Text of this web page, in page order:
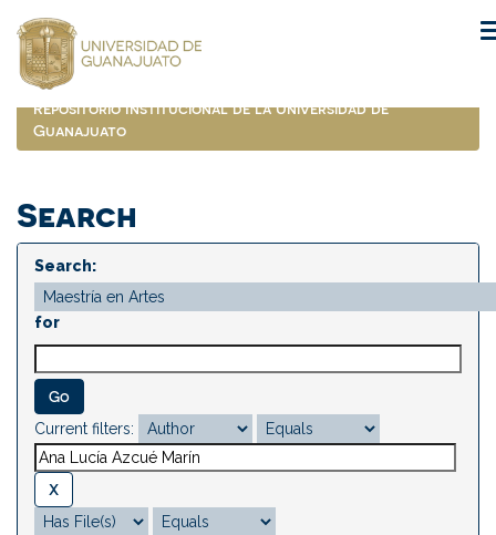
navigation
Repositorio Institucional de la Universidad de
Guanajuato
Search
Search:
for
Current filters: